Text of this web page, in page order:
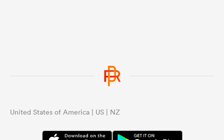
United States of America | US | NZ